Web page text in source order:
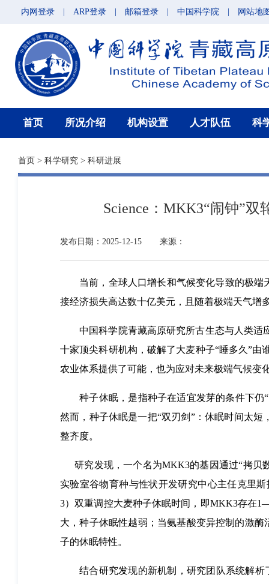
内网登录 ARP登录 邮箱登录 中国科学院 网站地
首页 所况介绍 机构设置 人才队伍 科
首页 > 科学研究 > 科研进展
Science：MKK3“闹钟”
发布日期：2025-12-15 来源：
当前，全球人口增长和气候变化导致的极端
接经济损失高达数十亿美元，且随着极端天气增
中国科学院青藏高原研究所古生态与人类适应
十家顶尖科研机构，破解了大麦种子“睡多久”由
农业体系提供了可能，也为应对未来极端气候变
种子休眠，是指种子在适宜发芽的条件下仍“
然而，种子休眠是一把“双刃剑”：休眠时间太
整齐度。
研究发现，一个名为MKK3的基因通过“拷贝
实验室谷物育种与性状开发研究中心主任克里斯
3）双重调控大麦种子休眠时间，即MKK3存在
大，种子休眠性越弱；当氨基酸变异控制的激
子的休眠特性。
结合研究发现的新机制，研究团队系统解析